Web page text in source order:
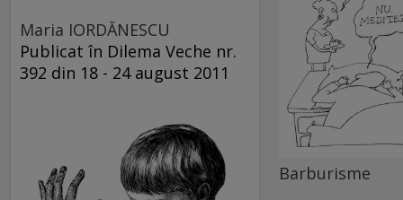
Maria IORDĂNESCU
Publicat în Dilema Veche nr.
392 din 18 - 24 august 2011
Barburisme